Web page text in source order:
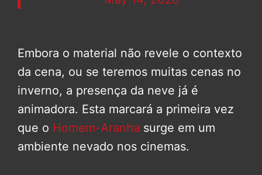
Embora o material não revele o contexto
da cena, ou se teremos muitas cenas no
inverno, a presença da neve já é
animadora. Esta marcará a primeira vez
que o Homem-Aranha surge em um
ambiente nevado nos cinemas.